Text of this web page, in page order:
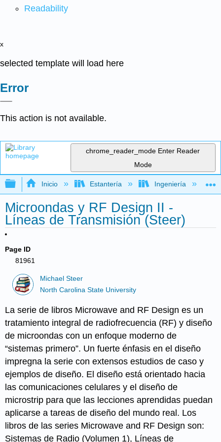
Readability
x
selected template will load here
Error
This action is not available.
chrome_reader_mode Enter Reader
Mode
Expandir/contraer jerarquía global
Inicio Estantería Ingeniería
Microondas y RF Design II -
Líneas de Transmisión (Steer)
Page ID
81961
Michael Steer
North Carolina State University
La serie de libros Microwave and RF Design es un
tratamiento integral de radiofrecuencia (RF) y diseño
de microondas con un enfoque moderno de
“sistemas primero”. Un fuerte énfasis en el diseño
impregna la serie con extensos estudios de caso y
ejemplos de diseño. El diseño está orientado hacia
las comunicaciones celulares y el diseño de
microstrip para que las lecciones aprendidas puedan
aplicarse a tareas de diseño del mundo real. Los
libros de las series Microwave and RF Design son:
Sistemas de Radio (Volumen 1), Líneas de